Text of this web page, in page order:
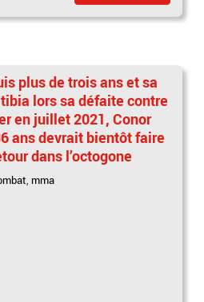
plus de trois ans et sa
lors sa défaite contre
en juillet 2021, Conor
ans devrait bientôt faire
dans l’octogone
, mma